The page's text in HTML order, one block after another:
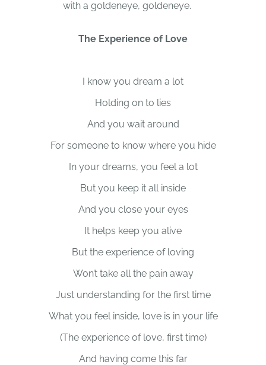
with a goldeneye, goldeneye.
The Experience of Love
I know you dream a lot
Holding on to lies
And you wait around
For someone to know where you hide
In your dreams, you feel a lot
But you keep it all inside
And you close your eyes
It helps keep you alive
But the experience of loving
Won’t take all the pain away
Just understanding for the first time
What you feel inside, love is in your life
(The experience of love, first time)
And having come this far